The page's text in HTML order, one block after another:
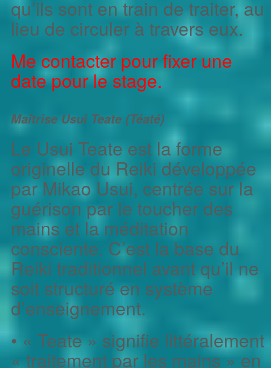
qu’ils sont en train de traiter, au
lieu de circuler à travers eux.
Me contacter pour fixer une
date pour le stage.
Maîtrise Usui Teate (Téaté)
Le Usui Teate est la forme
originelle du Reiki développée
par Mikao Usui, centrée sur la
guérison par le toucher des
mains et la méditation
consciente. C’est la base du
Reiki traditionnel avant qu’il ne
soit structuré en système
d’enseignement.
• « Teate » signifie littéralement
« traitement par les mains » en